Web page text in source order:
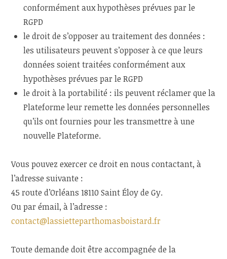
conformément aux hypothèses prévues par le
RGPD
le droit de s’opposer au traitement des données :
les utilisateurs peuvent s’opposer à ce que leurs
données soient traitées conformément aux
hypothèses prévues par le RGPD
le droit à la portabilité : ils peuvent réclamer que la
Plateforme leur remette les données personnelles
qu’ils ont fournies pour les transmettre à une
nouvelle Plateforme.
Vous pouvez exercer ce droit en nous contactant, à
l’adresse suivante :
45 route d’Orléans 18110 Saint Éloy de Gy.
Ou par émail, à l’adresse :
contact@lassietteparthomasboistard.fr
Toute demande doit être accompagnée de la